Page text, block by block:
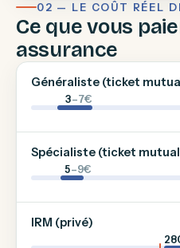
02 — LE COÛT RÉEL
Ce que vous
assurance
Généraliste (ticket
3–7€
Spécialiste (ticket
5–9€
IRM (privé)